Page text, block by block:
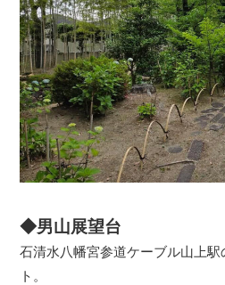
◆男山展望台
石清水八幡宮参道ケーブル山上
ト。